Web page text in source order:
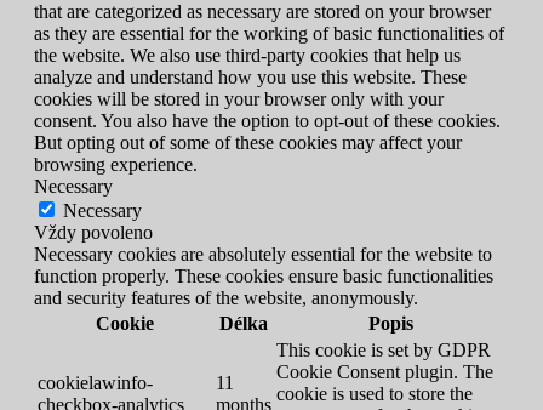
that are categorized as necessary are stored on your browser
as they are essential for the working of basic functionalities of
the website. We also use third-party cookies that help us
analyze and understand how you use this website. These
cookies will be stored in your browser only with your
consent. You also have the option to opt-out of these cookies.
But opting out of some of these cookies may affect your
browsing experience.
Necessary
Necessary
Vždy povoleno
Necessary cookies are absolutely essential for the website to
function properly. These cookies ensure basic functionalities
and security features of the website, anonymously.
Cookie
Délka Popis
cookielawinfo-
checkbox-analytics
11
months
This cookie is set by GDPR
Cookie Consent plugin. The
cookie is used to store the